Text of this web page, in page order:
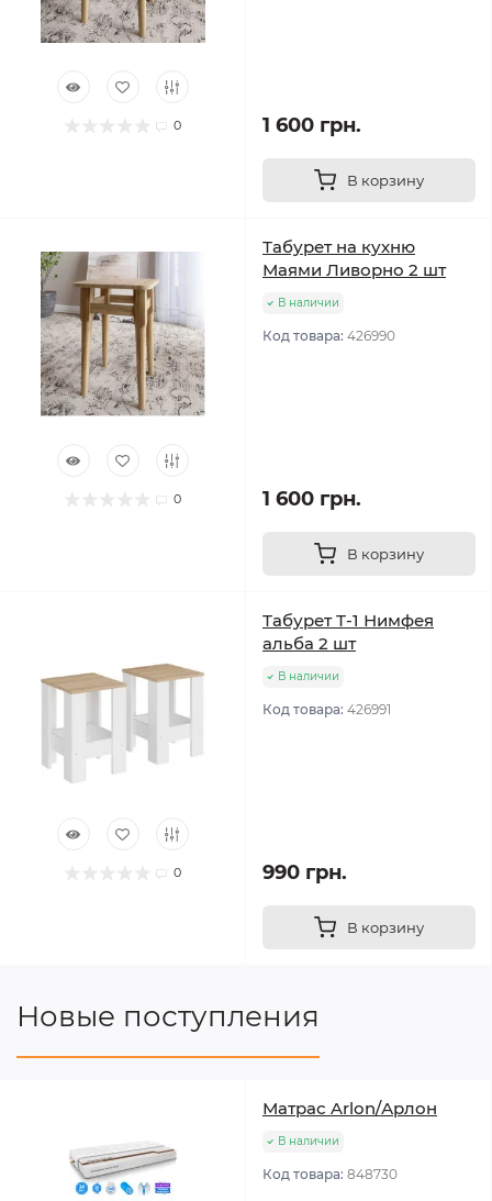
0 1 600 грн.
В корзину
0
Табурет на кухню
Маями Ливорно 2 шт
В наличии
Код товара: 426990
1 600 грн.
В корзину
0
Табурет Т-1 Нимфея
альба 2 шт
В наличии
Код товара: 426991
990 грн.
В корзину
Новые поступления
Матрас Arlon/Арлон
В наличии
Код товара: 848730